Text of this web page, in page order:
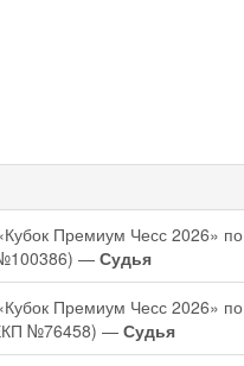
Премиум Чесс 2026» по
— Судья
Премиум Чесс 2026» по
№76458) — Судья